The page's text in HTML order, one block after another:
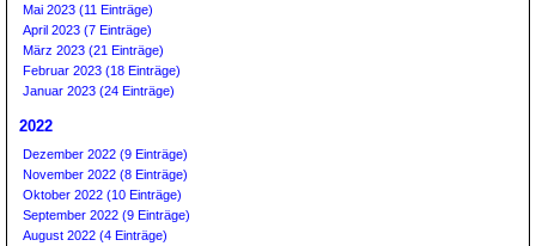
Mai 2023 (11 Einträge)
April 2023 (7 Einträge)
März 2023 (21 Einträge)
Februar 2023 (18 Einträge)
Januar 2023 (24 Einträge)
2022
Dezember 2022 (9 Einträge)
November 2022 (8 Einträge)
Oktober 2022 (10 Einträge)
September 2022 (9 Einträge)
August 2022 (4 Einträge)